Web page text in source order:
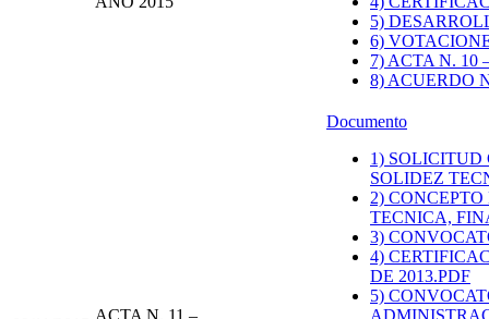
5)
6)
7) ACTA N. 10
8) ACUERDO
ACTA N. 11 –
Documento
1) SOLICITUD
SOLIDEZ
2)
TECNICA,
3)
4)
DE 2013.PDF
5)